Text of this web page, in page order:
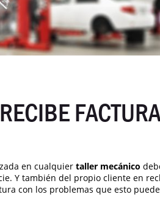
en cualquier taller mecánico
Y también del propio cliente en
con los problemas que esto